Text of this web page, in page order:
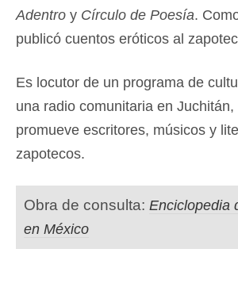
Adentro y Círculo de Poesía.
publicó cuentos eróticos al
Es locutor de un programa de
una radio comunitaria en
promueve escritores, músicos y
zapotecos.
Obra de consulta: Enciclopedia
en México